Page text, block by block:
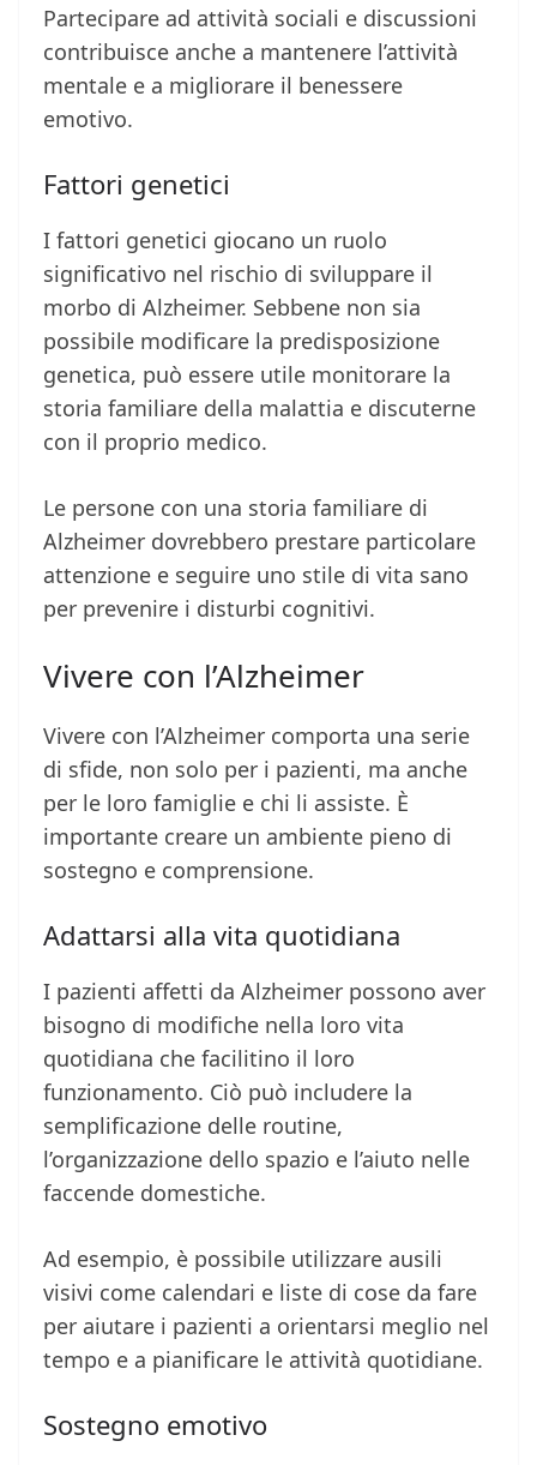
Partecipare ad attività sociali e discussioni
contribuisce anche a mantenere l’attività
mentale e a migliorare il benessere
emotivo.
Fattori genetici
I fattori genetici giocano un ruolo
significativo nel rischio di sviluppare il
morbo di Alzheimer. Sebbene non sia
possibile modificare la predisposizione
genetica, può essere utile monitorare la
storia familiare della malattia e discuterne
con il proprio medico.
Le persone con una storia familiare di
Alzheimer dovrebbero prestare particolare
attenzione e seguire uno stile di vita sano
per prevenire i disturbi cognitivi.
Vivere con l’Alzheimer
Vivere con l’Alzheimer comporta una serie
di sfide, non solo per i pazienti, ma anche
per le loro famiglie e chi li assiste. È
importante creare un ambiente pieno di
sostegno e comprensione.
Adattarsi alla vita quotidiana
I pazienti affetti da Alzheimer possono aver
bisogno di modifiche nella loro vita
quotidiana che facilitino il loro
funzionamento. Ciò può includere la
semplificazione delle routine,
l’organizzazione dello spazio e l’aiuto nelle
faccende domestiche.
Ad esempio, è possibile utilizzare ausili
visivi come calendari e liste di cose da fare
per aiutare i pazienti a orientarsi meglio nel
tempo e a pianificare le attività quotidiane.
Sostegno emotivo